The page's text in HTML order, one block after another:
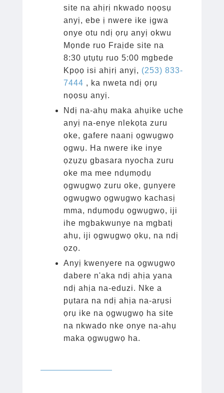
site na ahịrị nkwado nọọsụ
anyị, ebe ị nwere ike ịgwa
onye otu ndị ọrụ anyị okwu
Mọnde ruo Fraịde site na
8:30 ụtụtụ ruo 5:00 mgbede
Kpọọ isi ahịrị anyị, (253) 833-
7444 , ka nweta ndị ọrụ
nọọsụ anyị.
Ndị na-ahụ maka ahụike uche
anyị na-enye nlekọta zuru
oke, gafere naanị ọgwụgwọ
ọgwụ. Ha nwere ike inye
ọzụzụ gbasara nyocha zuru
oke ma mee ndụmọdụ
ọgwụgwọ zuru oke, gụnyere
ọgwụgwọ ọgwụgwọ kachasị
mma, ndụmọdụ ọgwụgwọ, iji
ihe mgbakwunye na mgbatị
ahụ, iji ọgwụgwọ ọkụ, na ndị
ọzọ.
Anyị kwenyere na ọgwụgwọ
dabere n'aka ndị ahịa yana
ndị ahịa na-eduzi. Nke a
pụtara na ndị ahịa na-arụsi
ọrụ ike na ọgwụgwọ ha site
na nkwado nke onye na-ahụ
maka ọgwụgwọ ha.